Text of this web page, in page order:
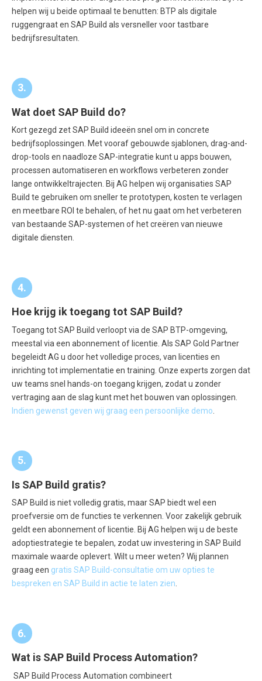
helpen wij u beide optimaal te benutten: BTP als digitale
ruggengraat en SAP Build als versneller voor tastbare
bedrijfsresultaten.
3.
Wat doet SAP Build do?
Kort gezegd zet SAP Build ideeën snel om in concrete
bedrijfsoplossingen. Met vooraf gebouwde sjablonen, drag-and-
drop-tools en naadloze SAP-integratie kunt u apps bouwen,
processen automatiseren en workflows verbeteren zonder
lange ontwikkeltrajecten. Bij AG helpen wij organisaties SAP
Build te gebruiken om sneller te prototypen, kosten te verlagen
en meetbare ROI te behalen, of het nu gaat om het verbeteren
van bestaande SAP-systemen of het creëren van nieuwe
digitale diensten.
4.
Hoe krijg ik toegang tot SAP Build?
Toegang tot SAP Build verloopt via de SAP BTP-omgeving,
meestal via een abonnement of licentie. Als SAP Gold Partner
begeleidt AG u door het volledige proces, van licenties en
inrichting tot implementatie en training. Onze experts zorgen dat
uw teams snel hands-on toegang krijgen, zodat u zonder
vertraging aan de slag kunt met het bouwen van oplossingen.
Indien gewenst geven wij graag een persoonlijke demo
5.
Is SAP Build gratis?
SAP Build is niet volledig gratis, maar SAP biedt wel een
proefversie om de functies te verkennen. Voor zakelijk gebruik
geldt een abonnement of licentie. Bij AG helpen wij u de beste
adoptiestrategie te bepalen, zodat uw investering in SAP Build
maximale waarde oplevert. Wilt u meer weten? Wij plannen
graag een gratis SAP Build-consultatie om uw opties te
bespreken en SAP Build in actie te laten zien
6.
Wat is SAP Build Process Automation?
SAP Build Process Automation combineert